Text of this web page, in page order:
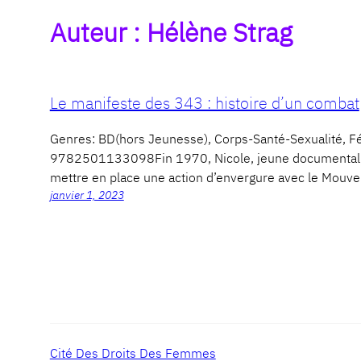
Auteur : Hélène Strag
Le manifeste des 343 : histoire d’un combat
Genres: BD(hors Jeunesse), Corps-Santé-Sexualité,
9782501133098Fin 1970, Nicole, jeune
mettre en place une action d’envergure avec le
janvier 1, 2023
Cité Des Droits Des Femmes